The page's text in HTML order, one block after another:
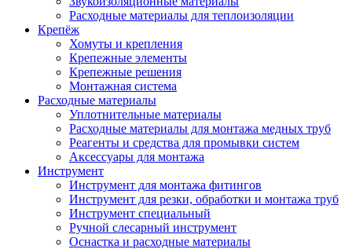
Расходные материалы для теплоизоляции
Крепёж
Хомуты и крепления
Крепежные элементы
Крепежные решения
Монтажная система
Расходные материалы
Уплотнительные материалы
Расходные материалы для монтажа медных труб
Реагенты и средства для промывки систем
Аксессуары для монтажа
Инструмент
Инструмент для монтажа фитингов
Инструмент для резки, обработки и монтажа труб
Инструмент специальный
Ручной слесарный инструмент
Оснастка и расходные материалы